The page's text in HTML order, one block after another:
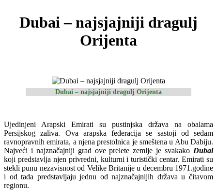
Dubai – najsjajniji dragulj
Orijenta
Dubai – najsjajniji dragulj Orijenta
Ujedinjeni Arapski Emirati su pustinjska država na obalama
Persijskog zaliva. Ova arapska federacija se sastoji od sedam
ravnopravnih emirata, a njena prestolnica je smeštena u Abu Dabiju.
Najveći i najznačajniji grad ove prelete zemlje je svakako Dubai
koji predstavlja njen privredni, kulturni i turistički centar. Emirati su
stekli punu nezavisnost od Velike Britanije u decembru 1971.godine
i od tada predstavljaju jednu od najznačajnijih država u čitavom
regionu.